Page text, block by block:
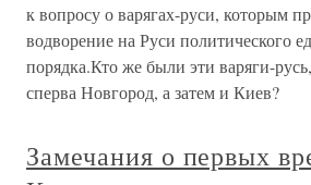
к вопросу о варягах-руси, которым
водворение на Руси политического
порядка.Кто же были эти варяги-
сперва Новгород, а затем и Киев?
Замечания о первых